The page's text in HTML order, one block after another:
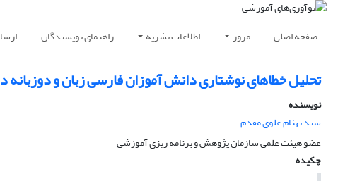
صفحه اصلی مرور اطلاعات نشریه راهنمای نویسندگان
تحلیل خطاهای نوشتاری دانش آموزان فارسی زبان و دوزبانه
نویسنده
سید بهنام علوی مقدم
عضو هیئت علمی سازمان پژوهش و برنامه ریزی آموزشی
چکیده